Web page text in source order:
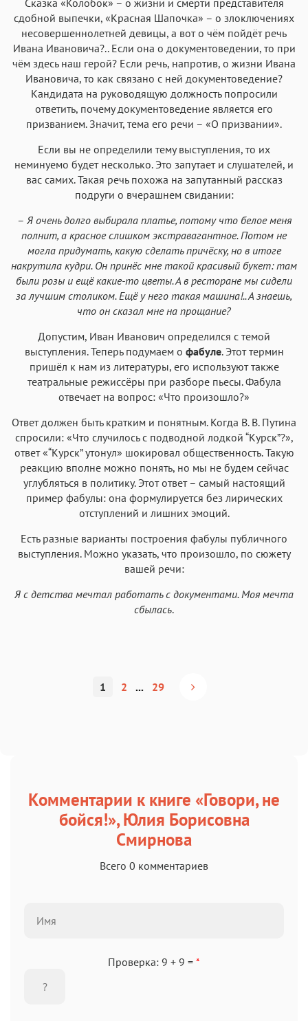
сдобной выпечки, «Красная Шапочка» – о злоключениях
несовершеннолетней девицы, а вот о чём пойдёт речь
Ивана Ивановича?.. Если она о документоведении, то при
чём здесь наш герой? Если речь, напротив, о жизни Ивана
Ивановича, то как связано с ней документоведение?
Кандидата на руководящую должность попросили
ответить, почему документоведение является его
призванием. Значит, тема его речи – «О призвании».
Если вы не определили тему выступления, то их
неминуемо будет несколько. Это запутает и слушателей, и
вас самих. Такая речь похожа на запутанный рассказ
подруги о вчерашнем свидании:
– Я очень долго выбирала платье, потому что белое меня
полнит, а красное слишком экстравагантное. Потом не
могла придумать, какую сделать причёску, но в итоге
накрутила кудри. Он принёс мне такой красивый букет: там
были розы и ещё какие-то цветы. А в ресторане мы сидели
за лучшим столиком. Ещё у него такая машина!.. А знаешь,
что он сказал мне на прощание?
Допустим, Иван Иванович определился с темой
выступления. Теперь подумаем о фабуле. Этот термин
пришёл к нам из литературы, его используют также
театральные режиссёры при разборе пьесы. Фабула
отвечает на вопрос: «Что произошло?»
Ответ должен быть кратким и понятным. Когда В. В. Путина
спросили: «Что случилось с подводной лодкой “Курск”?»,
ответ «“Курск” утонул» шокировал общественность. Такую
реакцию вполне можно понять, но мы не будем сейчас
углубляться в политику. Этот ответ – самый настоящий
пример фабулы: она формулируется без лирических
отступлений и лишних эмоций.
Есть разные варианты построения фабулы публичного
выступления. Можно указать, что произошло, по сюжету
вашей речи:
Я с детства мечтал работать с документами. Моя мечта
сбылась.
1 2 ... 29
Комментарии к книге «Говори, не
бойся!», Юлия Борисовна
Смирнова
Всего 0 комментариев
Проверка: 9 + 9 = *